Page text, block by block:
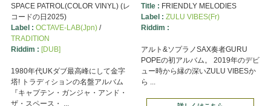
SPACE PATROL(COLOR VINYL) (レ
コードの日2025)
Label : OCTAVE-LAB(Jpn)/
TRADITION
Riddim : [DUB]
1980年代UKダブ最高峰にして金字
塔! トラディションの名盤アルバム
『キャプテン・ガンジャ・アンド・
ザ・スペース・ ...
Title : FRIENDLY MELODIES
Label : ZULU VIBES(Fr)
Riddim :
アルト&ソプラノSAX奏者GURU
POPEの初アルバム。 2019年のデビ
ュー時から縁の深いZULU VIBESか
ら ...